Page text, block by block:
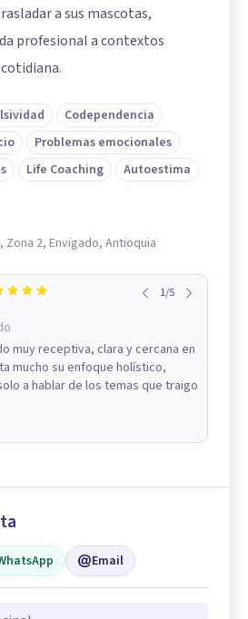
a sus mascotas,
profesional a contextos
Codependencia
Problemas emocionales
Life Coaching
Autoestima
Zona 2, Envigado, Antioquia
1/5
muy receptiva, clara y cercana en
mucho su enfoque holístico,
a hablar de los temas que traigo
Email